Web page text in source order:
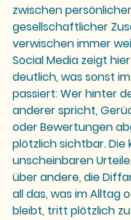
zwischen
gesellschaftlicher
verwischen immer
Social Media zeigt
deutlich, was sonst
passiert: Wer hinter
anderer spricht,
oder Bewertungen
plötzlich sichtbar. Die
unscheinbaren
über andere, die
all das, was im Alltag
bleibt, tritt plötzlich